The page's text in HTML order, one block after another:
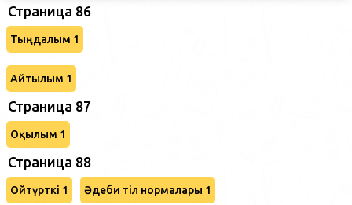
Страница 86
Тыңдалым 1
Айтылым 1
Страница 87
Оқылым 1
Страница 88
Ойтүрткі 1 Әдеби тіл нормалары 1